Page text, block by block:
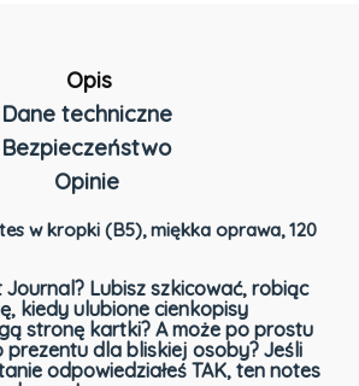
Opis
Dane techniczne
Bezpieczeństwo
Opinie
w kropki (B5), miękka oprawa, 120
Lubisz szkicować, robiąc
kiedy ulubione cienkopisy
stronę kartki? A może po prostu
prezentu dla bliskiej osoby? Jeśli
odpowiedziałeś TAK, ten notes